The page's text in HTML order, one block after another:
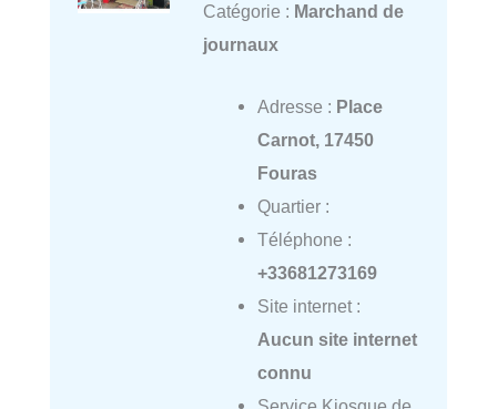
Catégorie : Marchand de
journaux
Adresse : Place
Carnot, 17450
Fouras
Quartier :
Téléphone :
+33681273169
Site internet :
Aucun site internet
connu